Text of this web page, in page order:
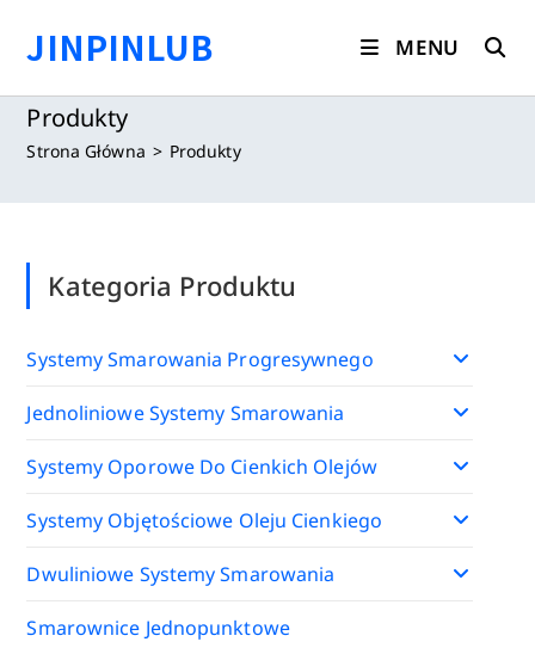
treściJINPINLUB MENU
Produkty
Strona Główna > Produkty
Kategoria Produktu
Systemy Smarowania Progresywnego
Jednoliniowe Systemy Smarowania
Systemy Oporowe Do Cienkich Olejów
Systemy Objętościowe Oleju Cienkiego
Dwuliniowe Systemy Smarowania
Smarownice Jednopunktowe